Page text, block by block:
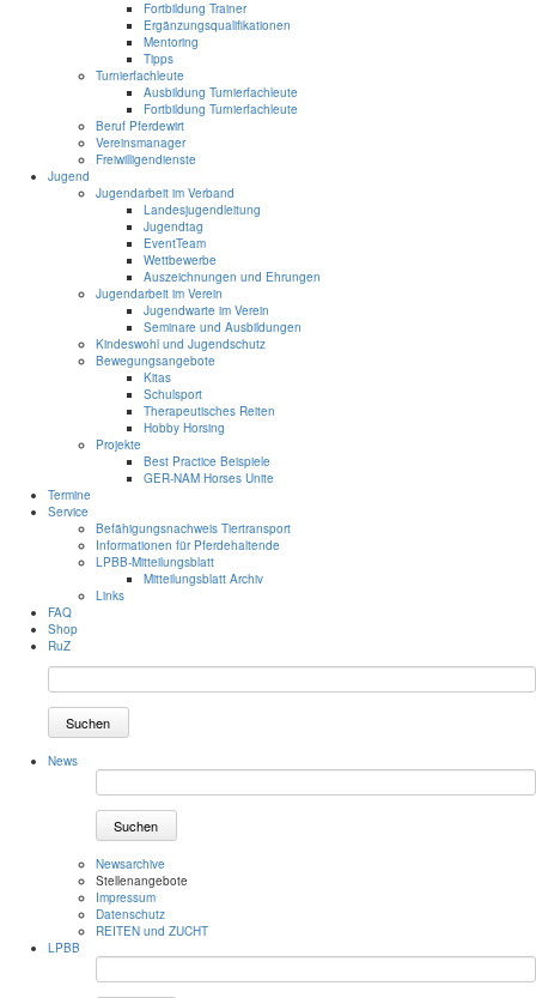
Fortbildung Trainer
Ergänzungsqualifikationen
Mentoring
Tipps
Turnierfachleute
Ausbildung Turnierfachleute
Fortbildung Turnierfachleute
Beruf Pferdewirt
Vereinsmanager
Freiwilligendienste
Jugend
Jugendarbeit im Verband
Landesjugendleitung
Jugendtag
EventTeam
Wettbewerbe
Auszeichnungen und Ehrungen
Jugendarbeit im Verein
Jugendwarte im Verein
Seminare und Ausbildungen
Kindeswohl und Jugendschutz
Bewegungsangebote
Kitas
Schulsport
Therapeutisches Reiten
Hobby Horsing
Projekte
Best Practice Beispiele
GER-NAM Horses Unite
Termine
Service
Befähigungsnachweis Tiertransport
Informationen für Pferdehaltende
LPBB-Mitteilungsblatt
Mitteilungsblatt Archiv
Links
FAQ
Shop
RuZ
Suchen
News
Suchen
Newsarchive
Stellenangebote
Impressum
Datenschutz
REITEN und ZUCHT
LPBB